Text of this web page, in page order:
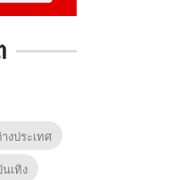
งประเทศ
เทิง